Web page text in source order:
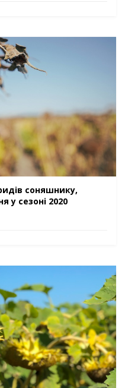
соняшнику,
у сезоні 2020